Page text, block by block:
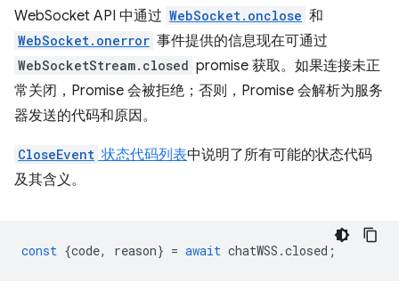
WebSocket API 中通过 WebSocket.onclose 和
WebSocket.onerror 事件提供的信息现在可通过
WebSocketStream.closed promise 获取。如果连接未正
常关闭，Promise 会被拒绝；否则，Promise 会解析为服务
器发送的代码和原因。
CloseEvent 状态代码列表中说明了所有可能的状态代码
及其含义。
const {code, reason} = await chatWSS .closed ;